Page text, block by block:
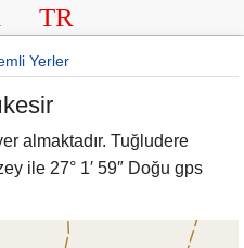
TR
Yerler
almaktadır. Tuğludere
ile 27° 1′ 59″ Doğu gps